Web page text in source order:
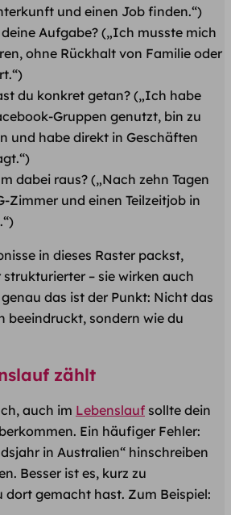
und einen Job finden.“)
Aufgabe? („Ich musste mich
ohne Rückhalt von Familie oder
du konkret getan? („Ich habe
Gruppen genutzt, bin zu
und habe direkt in Geschäften
dabei raus? („Nach zehn Tagen
Zimmer und einen Teilzeitjob in
in dieses Raster packst,
– sie wirken auch
das ist der Punkt: Nicht das
beeindruckt, sondern wie du
zählt
auch im Lebenslauf sollte dein
Ein häufiger Fehler:
in Australien“ hinschreiben
Besser ist es, kurz zu
dort gemacht hast. Zum Beispiel: